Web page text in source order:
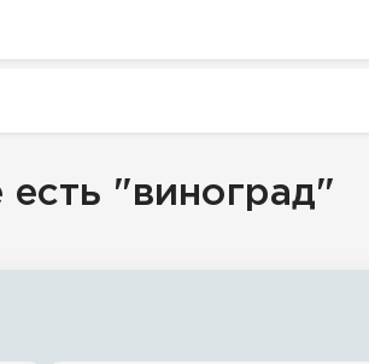
"виноград"